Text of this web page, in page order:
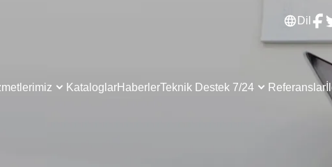
Dil
KataloglarHaberlerTeknik Destek 7/24 Referanslar